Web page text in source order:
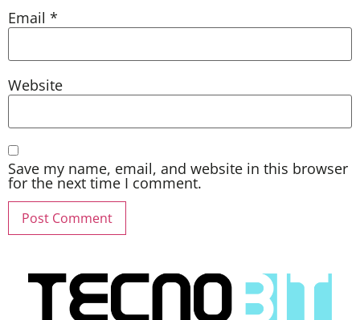
Email *
Website
Save my name, email, and website in this browser
for the next time I comment.